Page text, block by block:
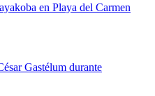
en Playa del Carmen
Gastélum durante